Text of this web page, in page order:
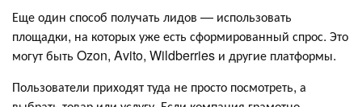
Еще один способ получать лидов — использовать
площадки, на которых уже есть сформированный спрос. Это
могут быть Ozon, Avito, Wildberries и другие платформы.
Пользователи приходят туда не просто посмотреть, а